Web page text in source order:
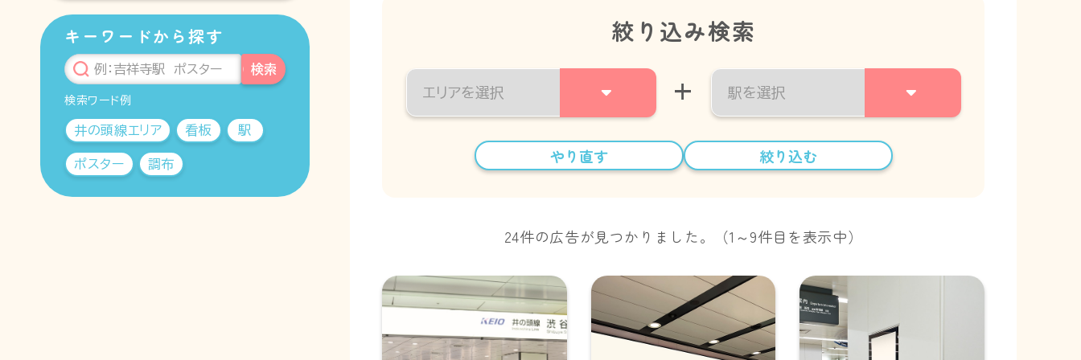
キーワードから探す
検索
検索ワード例
井の頭線エリア 看板 駅
ポスター 調布
絞り込み検索
+
やり直す 絞り込む
24件の広告が見つかりました。（1～9件目を表示中）